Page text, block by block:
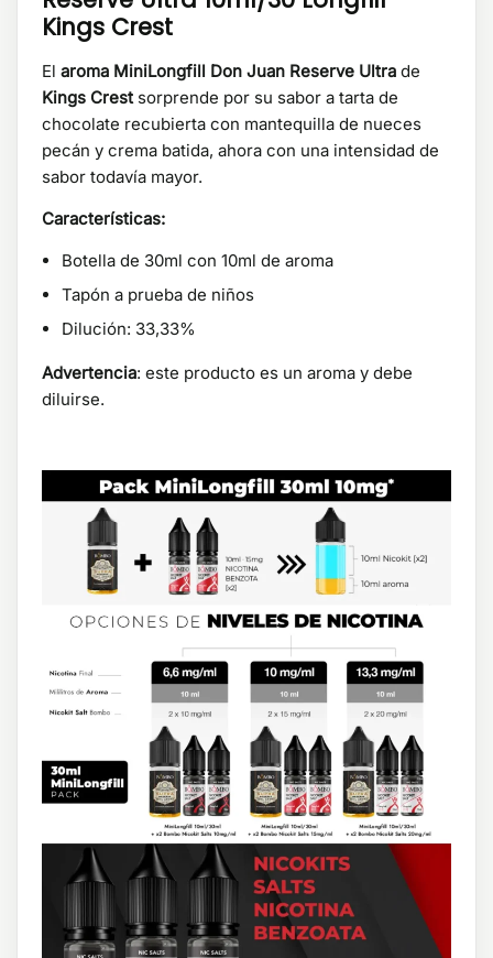
Kings Crest
El aroma MiniLongfill Don Juan Reserve Ultra de
Kings Crest sorprende por su sabor a tarta de
chocolate recubierta con mantequilla de nueces
pecán y crema batida, ahora con una intensidad de
sabor todavía mayor.
Características:
Botella de 30ml con 10ml de aroma
Tapón a prueba de niños
Dilución: 33,33%
Advertencia: este producto es un aroma y debe
diluirse.